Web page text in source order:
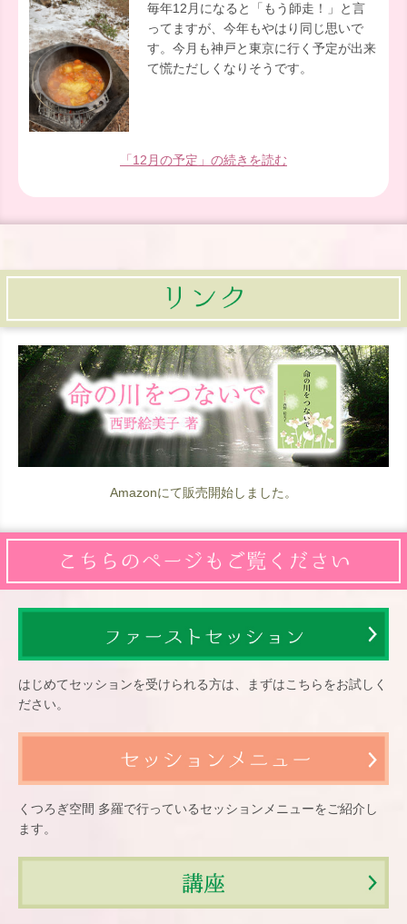
毎年12月になると「もう師走！」と言
ってますが、今年もやはり同じ思いで
す。今月も神戸と東京に行く予定が出来
て慌ただしくなりそうです。
「12月の予定」の続きを読む
Amazonにて販売開始しました。
はじめてセッションを受けられる方は、まずはこちらをお試しく
ださい。
くつろぎ空間 多羅で行っているセッションメニューをご紹介し
ます。